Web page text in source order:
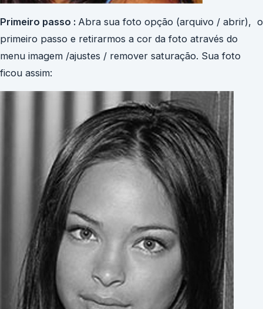
Primeiro passo : Abra sua foto opção (arquivo / abrir), o
primeiro passo e retirarmos a cor da foto através do
menu imagem /ajustes / remover saturação. Sua foto
ficou assim: